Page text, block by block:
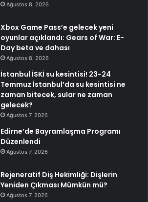
Ağustos 8, 2026
Xbox Game Pass’e gelecek yeni
oyunlar açıklandı: Gears of War: E-
Day beta ve dahası
Ağustos 8, 2026
İstanbul İSKİ su kesintisi! 23-24
Temmuz İstanbul’da su kesintisi ne
zaman bitecek, sular ne zaman
gelecek?
Ağustos 7, 2026
Edirne’de Bayramlaşma Programı
Düzenlendi
Ağustos 7, 2026
Rejeneratif Diş Hekimliği: Dişlerin
Yeniden Çıkması Mümkün mü?
Ağustos 7, 2026